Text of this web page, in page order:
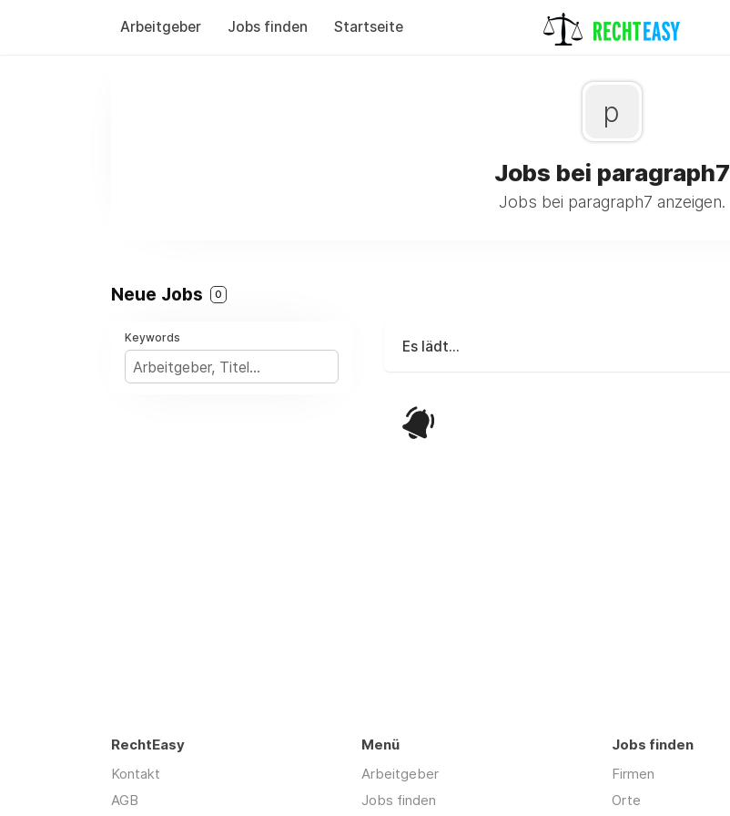
Arbeitgeber Jobs finden Startseite
p
Jobs bei paragraph7
Jobs bei paragraph7 anzeigen.
Neue Jobs 0
Keywords
Es lädt...
RechtEasy
Kontakt
AGB
Menü
Arbeitgeber
Jobs finden
Jobs finden
Firmen
Orte